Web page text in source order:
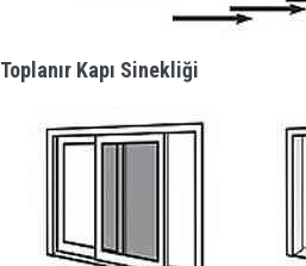
Toplanır Kapı Sinekliği